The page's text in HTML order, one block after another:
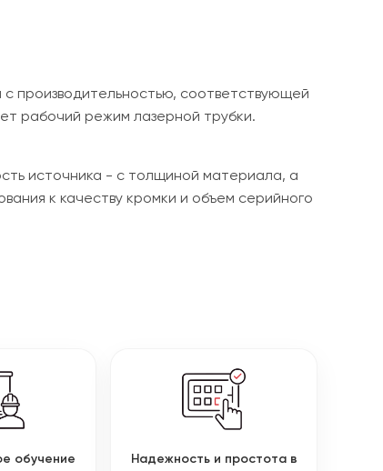
производительностью, соответствующей
рабочий режим лазерной трубки.
источника - с толщиной материала, а
к качеству кромки и объем серийного
обучение
Надежность и простота в